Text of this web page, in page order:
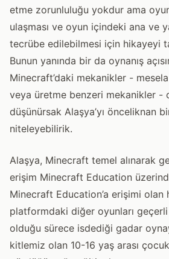
etme zorunluluğu yokdur ama
ulaşması ve oyun içindeki ana ve
tecrübe edilebilmesi için hikayeyi
Bunun yanında bir da oynanış
Minecraft’daki mekanikler -
veya üretme benzeri mekanikler -
düşünürsak Alaşya’yı önceliknan
niteleyebilirik.
Alaşya, Minecraft temel alınarak
erişim Minecraft Education
Minecraft Education’a erişimi olan
platformdaki diğer oyunları
olduğu sürece isdediği gadar
kitlemiz olan 10-16 yaş arası